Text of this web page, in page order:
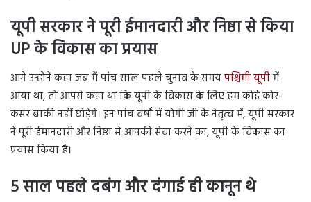
यूपी सरकार ने पूरी ईमानदारी और निष्ठा से किया
UP के विकास का प्रयास
आगे उन्होनें कहा जब मैं पांच साल पहले चुनाव के समयपश्चिमी यूपीमें
आया था, तो आपसे कहा था कि यूपी के विकास के लिए हम कोई कोर-
कसर बाकी नहीं छोड़ेंगे। इन पांच वर्षों में योगी जी के नेतृत्व में, यूपी सरकार
ने पूरी ईमानदारी और निष्ठा से आपकी सेवा करने का, यूपी के विकास का
प्रयास किया है।
5 साल पहले दबंग और दंगाई ही कानून थे